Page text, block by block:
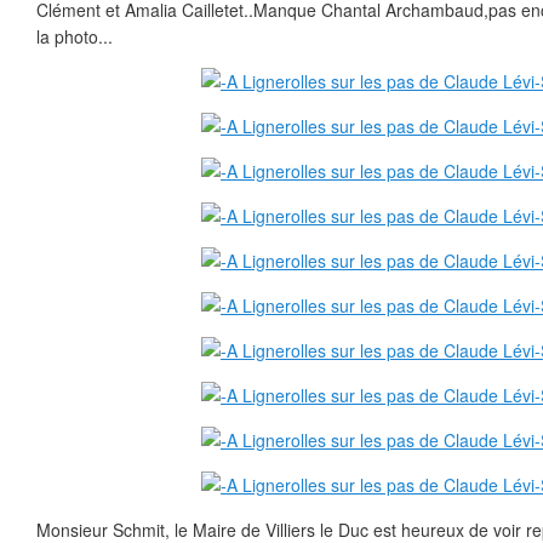
Clément et Amalia Cailletet..Manque Chantal Archambaud,pas
la photo...
Monsieur Schmit, le Maire de Villiers le Duc est heureux de voir